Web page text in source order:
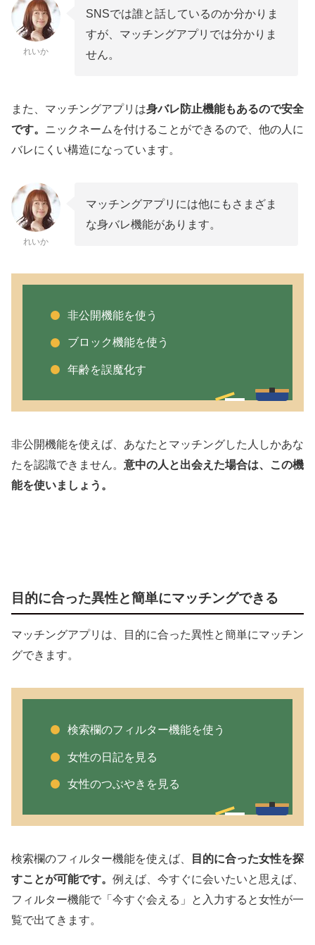
れいか
SNSでは誰と話しているのか分かりま
すが、マッチングアプリでは分かりま
せん。
また、マッチングアプリは身バレ防止機能もあるので安全
です。 ニックネームを付けることができるので、他の人に
バレにくい構造になっています。
れいか
マッチングアプリには他にもさまざま
な身バレ機能があります。
非公開機能を使う
ブロック機能を使う
年齢を誤魔化す
非公開機能を使えば、あなたとマッチングした人しかあな
たを認識できません。 意中の人と出会えた場合は、この機
能を使いましょう。
目的に合った異性と簡単にマッチングできる
マッチングアプリは、目的に合った異性と簡単にマッチン
グできます。
検索欄のフィルター機能を使う
女性の日記を見る
女性のつぶやきを見る
検索欄のフィルター機能を使えば、
目的に合った女性を探
すことが可能です。 例えば、今すぐに会いたいと思えば、
フィルター機能で「今すぐ会える」と入力すると女性が一
覧で出てきます。